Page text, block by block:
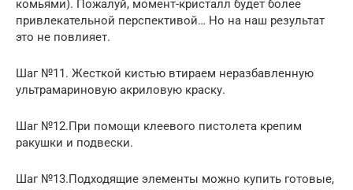
комьями). Пожалуй, момент-кристалл будет более
привлекательной перспективой… Но на наш результат
это не повлияет.
Шаг №11. Жесткой кистью втираем неразбавленную
ультрамариновую акриловую краску.
Шаг №12.При помощи клеевого пистолета крепим
ракушки и подвески.
Шаг №13.Подходящие элементы можно купить готовые,